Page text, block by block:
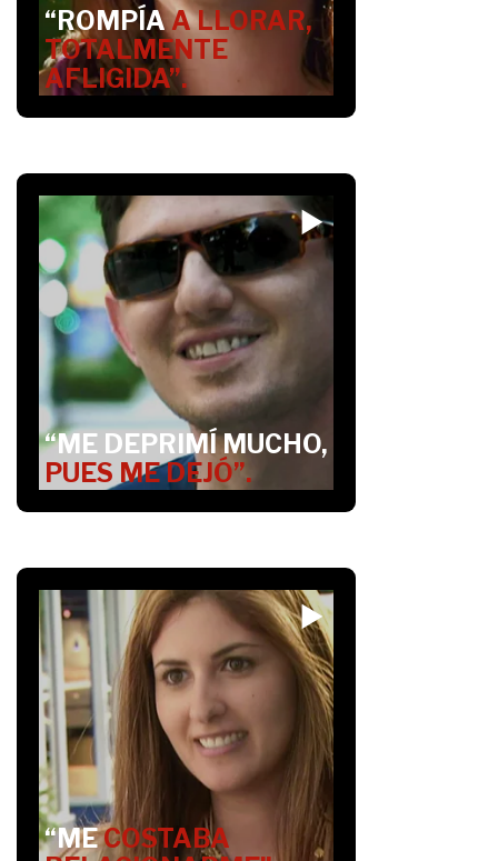
“ROMPÍAA LLORAR,
TOTALMENTE
AFLIGIDA”.
“ME DEPRIMÍ MUCHO,
PUES ME DEJÓ”.
“MECOSTABA